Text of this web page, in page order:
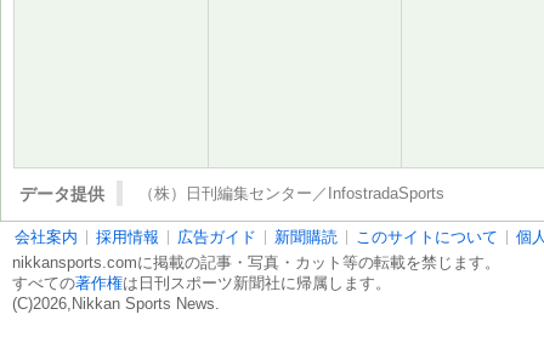
データ提供 （株）日刊編集センター／InfostradaSports
会社案内 採用情報 広告ガイド 新聞購読 このサイトについて
個
nikkansports.comに掲載の記事・写真・カット等の転載を禁じます。
すべての著作権は日刊スポーツ新聞社に帰属します。
(C)2026,Nikkan Sports News.